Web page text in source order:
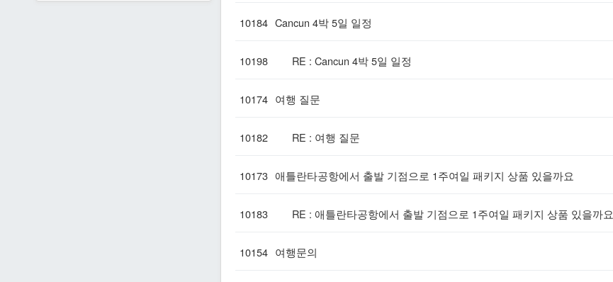
10184 Cancun 4박 5일 일정
10198 RE : Cancun 4박 5일 일정
10174 여행 질문
10182 RE : 여행 질문
10173 애틀란타공항에서 출발 기점으로 1주여일 패키지 상품 있을까요
10183 RE : 애틀란타공항에서 출발 기점으로 1주여일 패키지 상품 있을까요
10154 여행문의